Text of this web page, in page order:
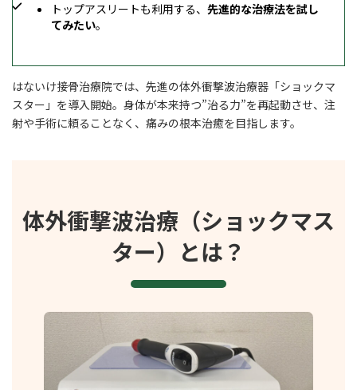
トップアスリートも利用する、 先進的な治療法を試し
てみたい。
はないけ接骨治療院では、先進の体外衝撃波治療器「ショックマ
スター」を導入開始。身体が本来持つ”治る力”を再起動させ、注
射や手術に頼ることなく、痛みの根本治癒を目指します。
体外衝撃波治療（ショックマス
ター）とは？